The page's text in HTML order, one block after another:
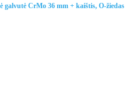
galvutė CrMo 36 mm + kaištis, O-žiedas